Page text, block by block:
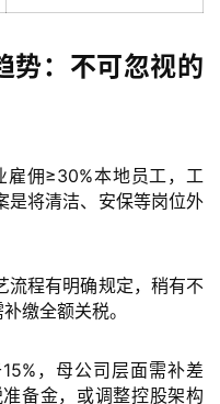
势：不可忽视的
佣≥30%本地员工，工
是将清洁、安保等岗位外
流程有明确规定，稍有不
缴全额关税。
，母公司层面需补差
备金，或调整控股架构